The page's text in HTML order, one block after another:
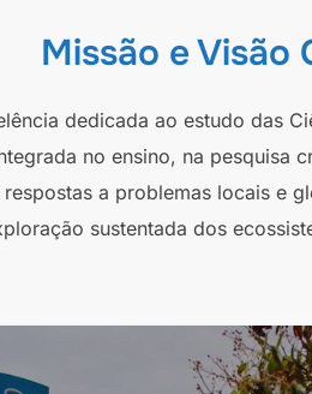
Missão e Visão
dedicada ao estudo das
no ensino, na
a problemas locais e
sustentada dos